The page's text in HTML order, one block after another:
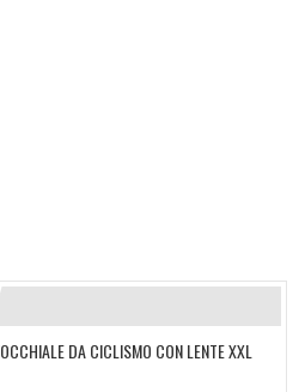
DA CICLISMO CON LENTE XXL